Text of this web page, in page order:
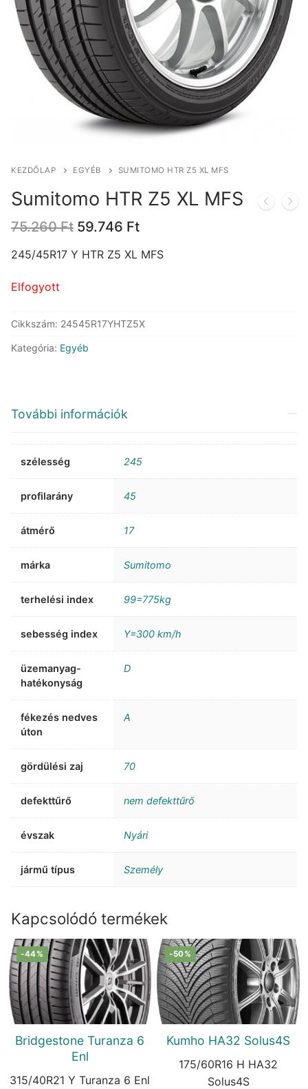
KEZDŐLAP EGYÉB SUMITOMO HTR Z5 XL MFS
Sumitomo HTR Z5 XL MFS
75.260Ft Original
was:
59.746 FtCurrent
is:
245/45R17 Y HTR Z5 XL MFS
Elfogyott
Cikkszám: 24545R17YHTZ5X
Kategória: Egyéb
További információk
szélesség 245
profilarány 45
átmérő 17
márka Sumitomo
terhelési index 99=775kg
sebesség index Y=300 km/h
üzemanyag-
hatékonyság
D
fékezés nedves
úton
A
gördülési zaj 70
defekttűrő nem defekttűrő
évszak Nyári
jármű típus Személy
Kapcsolódó termékek
-44%
Bridgestone Turanza 6
Enl
315/40R21 Y Turanza 6 Enl
-50%
Kumho HA32 Solus4S
175/60R16 H HA32
Solus4S